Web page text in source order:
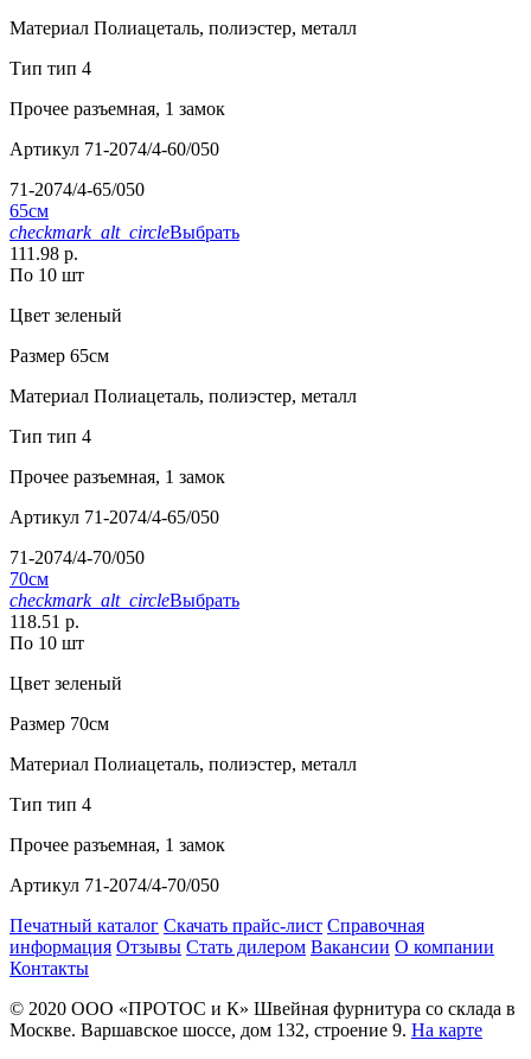
Материал Полиацеталь, полиэстер, металл
Тип тип 4
Прочее разъемная, 1 замок
Артикул 71-2074/4-60/050
71-2074/4-65/050
65см
checkmark_alt_circleВыбрать
111.98 р.
По 10 шт
Цвет зеленый
Размер 65см
Материал Полиацеталь, полиэстер, металл
Тип тип 4
Прочее разъемная, 1 замок
Артикул 71-2074/4-65/050
71-2074/4-70/050
70см
checkmark_alt_circleВыбрать
118.51 р.
По 10 шт
Цвет зеленый
Размер 70см
Материал Полиацеталь, полиэстер, металл
Тип тип 4
Прочее разъемная, 1 замок
Артикул 71-2074/4-70/050
Печатный каталог Скачать прайс-лист Справочная
информация Отзывы Стать дилером Вакансии О компании
Контакты
© 2020 ООО «ПРОТОС и К» Швейная фурнитура со склада в
Москве. Варшавское шоссе, дом 132, строение 9. На карте